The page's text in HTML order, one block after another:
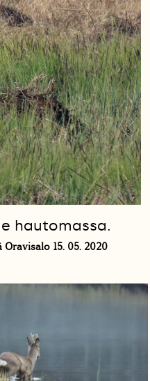
hautomassa.
15. 05. 2020